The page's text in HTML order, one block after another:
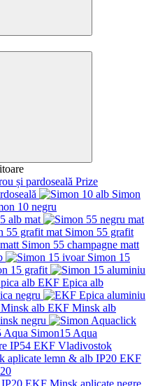
Prize
Simon
10 negru
alb mat
Simon 55 grafit
Simon 55 champagne matt
Simon 15
15 grafit
EKF Epica alb
negru
EKF Minsk alb
negru
Simon15 Aqua
EKF Vladivostok
EKF
EKF Minsk aplicate negre